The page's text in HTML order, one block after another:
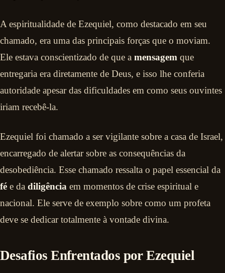
A espiritualidade de Ezequiel, como destacado em seu
chamado, era uma das principais forças que o moviam.
Ele estava conscientizado de que a mensagem que
entregaria era diretamente de Deus, e isso lhe conferia
autoridade apesar das dificuldades em como seus ouvintes
iriam recebê-la.
Ezequiel foi chamado a ser vigilante sobre a casa de Israel,
encarregado de alertar sobre as consequências da
desobediência. Esse chamado ressalta o papel essencial da
fé e da diligência em momentos de crise espiritual e
nacional. Ele serve de exemplo sobre como um profeta
deve se dedicar totalmente à vontade divina.
Desafios Enfrentados por Ezequiel